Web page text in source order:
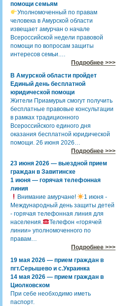
помощи семьям
Уполномоченный по правам
человека в Амурской области
извещает амурчан о начале
Всероссийской недели правовой
помощи по вопросам защиты
интересов семьи.…
Подробнее >>>
В Амурской области пройдет
Единый день бесплатной
юридической помощи
Жители Приамурья смогут получить
бесплатные правовые консультации
в рамках традиционного
Всероссийского единого дня
оказания бесплатной юридической
помощи. 26 июня 2026…
Подробнее >>>
23 июня 2026 — выездной прием
граждан в Завитинске
1 июня — горячая телефонная
линия
Внимание амурчане!
1 июня -
Международный день защиты детей
- горячая телефонная линия для
населения.
Телефон «горячей
линии» уполномоченного по
правам…
Подробнее >>>
19 мая 2026 — прием граждан в
пгт.Серышево и с.Украинка
14 мая 2026 — прием граждан в
Циолковском
При себе необходимо иметь
паспорт.